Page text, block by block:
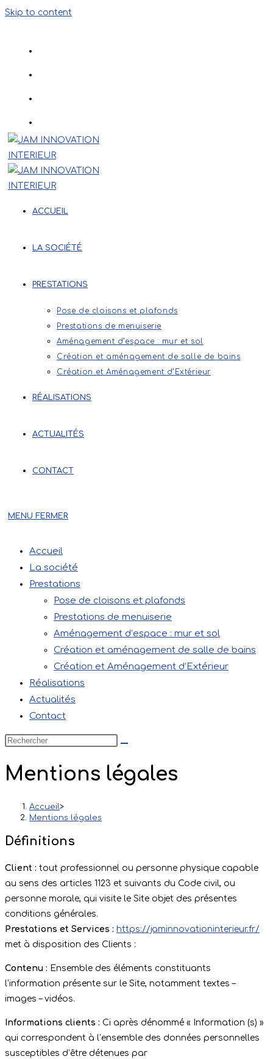
Skip to content
ACCUEIL
LA SOCIÉTÉ
PRESTATIONS
Pose de cloisons et plafonds
Prestations de menuiserie
Aménagement d’espace : mur et sol
Création et aménagement de salle de bains
Création et Aménagement d’Extérieur
RÉALISATIONS
ACTUALITÉS
CONTACT
MENU FERMER
Accueil
La société
Prestations
Pose de cloisons et plafonds
Prestations de menuiserie
Aménagement d’espace : mur et sol
Création et aménagement de salle de bains
Création et Aménagement d’Extérieur
Réalisations
Actualités
Contact
Mentions légales
Accueil>
Mentions légales
Définitions
Client : tout professionnel ou personne physique capable
au sens des articles 1123 et suivants du Code civil, ou
personne morale, qui visite le Site objet des présentes
conditions générales.
Prestations et Services : https://jaminnovationinterieur.fr/
met à disposition des Clients :
Contenu : Ensemble des éléments constituants
l’information présente sur le Site, notamment textes –
images – vidéos.
Informations clients : Ci après dénommé « Information (s) »
qui correspondent à l’ensemble des données personnelles
susceptibles d’être détenues par